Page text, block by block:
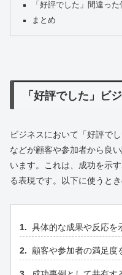
「好評でした」間違っ
まとめ
「好評でした」ビ
ビジネスにおいて「好評で
などが顧客や参加者から良
います。これは、成功を示
る表現です。以下に使うと
具体的な成果や反応を
顧客や参加者の満足度